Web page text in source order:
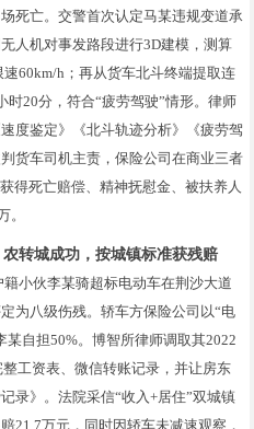
死亡。交警首次认定马某违规变道承
人机对事发路段进行3D建模，测算
60km/h；再从货车北斗终端提取连
20分，符合“疲劳驾驶”情形。律师
度鉴定》《北斗轨迹分析》《疲劳驾
货车司机主责，保险公司在商业三者
得死亡赔偿、精神抚慰金、被扶养人
。
转城成功，按城镇标准获残赔
小伙李某骑超标电动车在荆沙大道
为八级伤残。轿车方保险公司以“电
自担50%。博智所律师调取其2022
工资表、微信转账记录，并让房东
录》。法院采信“收入+居住”双城镇
21.7万元，同时因轿车未减速观察，